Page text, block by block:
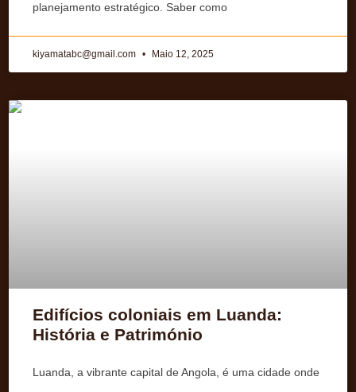
planejamento estratégico. Saber como
kiyamatabc@gmail.com Maio 12, 2025
Edifícios coloniais em Luanda:
História e Património
Luanda, a vibrante capital de Angola, é uma cidade onde